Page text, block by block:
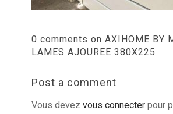
0 comments on AXIHOME BY
LAMES AJOUREE 380X225
Post a comment
Vous devez vous connecter pour